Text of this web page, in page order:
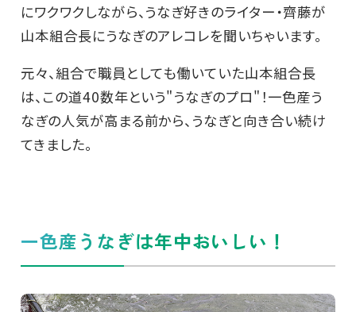
にワクワクしながら、うなぎ好きのライター・齊藤が
山本組合長にうなぎのアレコレを聞いちゃいます。
元々、組合で職員としても働いていた山本組合長
は、この道40数年という"うなぎのプロ"！一色産う
なぎの人気が高まる前から、うなぎと向き合い続け
てきました。
一色産うなぎは年中おいしい！